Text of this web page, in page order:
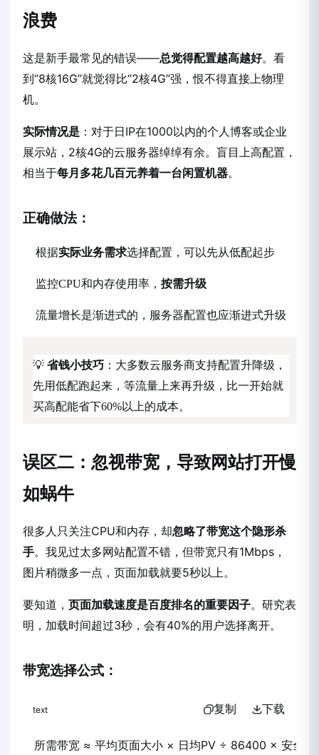
浪费
这是新手最常见的错误——总觉得配置越高越好。看
到“8核16G”就觉得比“2核4G”强，恨不得直接上物理
机。
实际情况是 ：对于日IP在1000以内的个人博客或企业
展示站，2核4G的云服务器绰绰有余。盲目上高配置，
相当于每月多花几百元养着一台闲置机器。
正确做法：
根据实际业务需求选择配置，可以先从低配起步
监控CPU和内存使用率， 按需升级
流量增长是渐进式的，服务器配置也应渐进式升级
💡 省钱小技巧 ：大多数云服务商支持配置升降级，
先用低配跑起来，等流量上来再升级，比一开始就
买高配能省下60%以上的成本。
误区二：忽视带宽，导致网站打开慢
如蜗牛
很多人只关注CPU和内存，却忽略了带宽这个隐形杀
手。我见过太多网站配置不错，但带宽只有1Mbps，
图片稍微多一点，页面加载就要5秒以上。
要知道， 页面加载速度是百度排名的重要因子。研究表
明，加载时间超过3秒，会有40%的用户选择离开。
带宽选择公式：
text 复制 下载
所需带宽 ≈ 平均页面大小 × 日均PV ÷ 86400 × 安全系